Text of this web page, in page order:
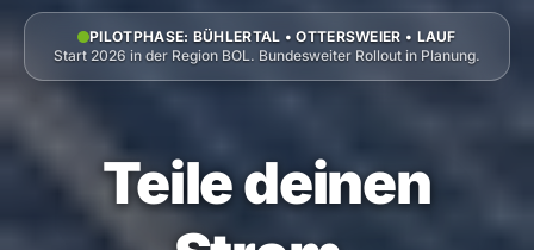
PILOTPHASE: BÜHLERTAL • OTTERSWEIER • LAUF
Start 2026 in der Region BOL. Bundesweiter Rollout in Planung.
Teile deinen